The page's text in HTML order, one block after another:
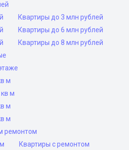
Квартиры до 3 млн рублей
Квартиры до 6 млн рублей
Квартиры до 8 млн рублей
м
м
м
м
ремонтом
Квартиры с ремонтом